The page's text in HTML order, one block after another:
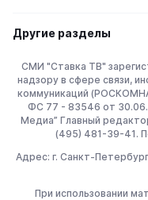
Другие разделы
СМИ "Ставка ТВ"
надзору в сфере связи,
коммуникаций
ФС 77 - 83546 от
Медиа” Главный
(495) 481-39-41.
Адрес: г. Санкт-
При использовании